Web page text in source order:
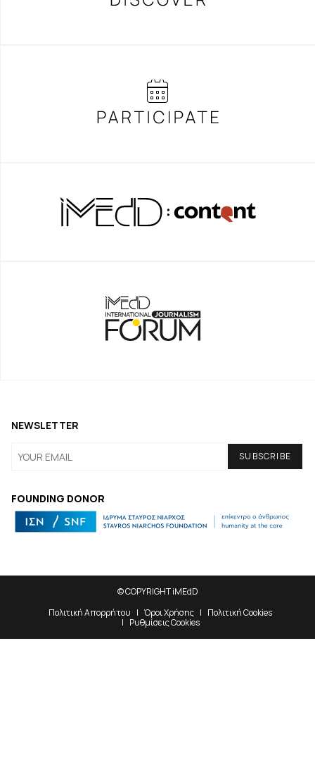
FOUNDING DONOR
NEWSLETTER
© COPYRIGHT iMEdD
Πολιτική Απορρήτου
Όροι Χρήσης
Πολιτική Cookies
Ρυθμίσεις Cookies